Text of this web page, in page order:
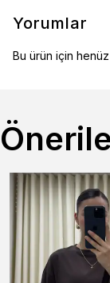
Yorumlar
Bu ürün için henüz